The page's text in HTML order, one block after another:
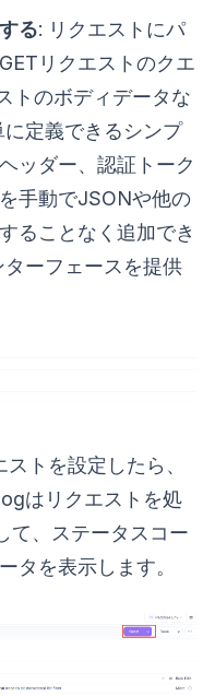
る: リクエストにパ
リクエストのクエ
トのボディデータな
定義できるシンプ
ッダー、認証トーク
手動でJSONや他の
ることなく追加でき
ーフェースを提供
ストを設定したら、
はリクエストを処
て、ステータスコー
タを表示します。